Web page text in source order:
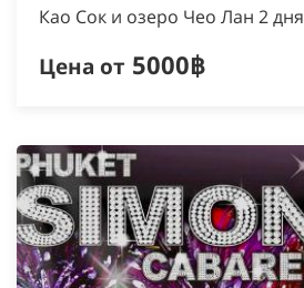
Као Сок и озеро Чео Лан 2 дня
Цена от 5000฿